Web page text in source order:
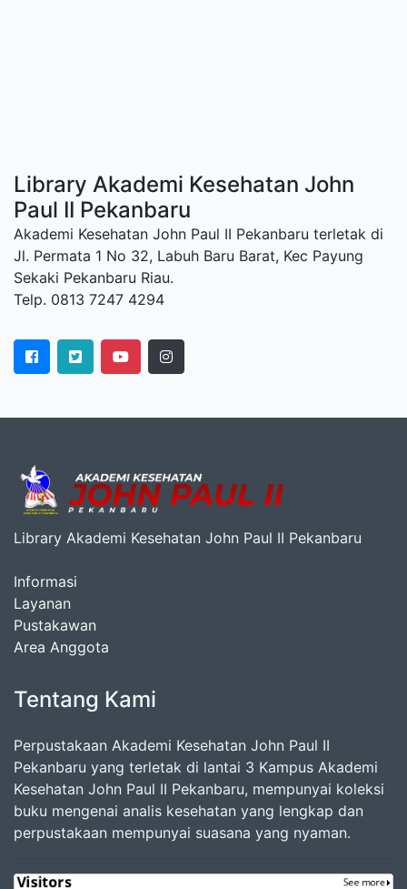
Library Akademi Kesehatan John
Paul II Pekanbaru
Akademi Kesehatan John Paul II Pekanbaru terletak di
Jl. Permata 1 No 32, Labuh Baru Barat, Kec Payung
Sekaki Pekanbaru Riau.
Telp. 0813 7247 4294
Library Akademi Kesehatan John Paul II Pekanbaru
Informasi
Layanan
Pustakawan
Area Anggota
Tentang Kami
Perpustakaan Akademi Kesehatan John Paul II
Pekanbaru yang terletak di lantai 3 Kampus Akademi
Kesehatan John Paul II Pekanbaru, mempunyai koleksi
buku mengenai analis kesehatan yang lengkap dan
perpustakaan mempunyai suasana yang nyaman.